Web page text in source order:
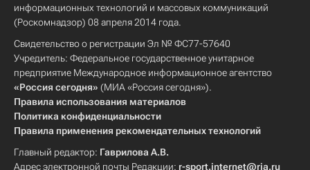
информационных технологий и массовых коммуникаций
(Роскомнадзор) 08 апреля 2014 года.
Свидетельство о регистрации Эл № ФС77-57640
Учредитель: Федеральное государственное унитарное
предприятие Международное информационное агентство
«Россия сегодня» (МИА «Россия сегодня»).
Правила использования материалов
Политика конфиденциальности
Правила применения рекомендательных технологий
Главный редактор: Гаврилова А.В.
Адрес электронной почты Редакции: r-sport.internet@ria.ru